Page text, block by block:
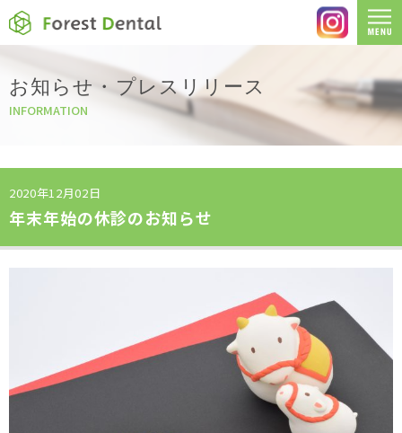
お知らせ・プレスリリース
INFORMATION
2020年12月02日
年末年始の休診のお知らせ